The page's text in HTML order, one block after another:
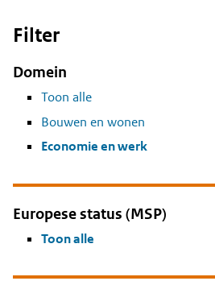
Filter
Domein
Toon alle
Bouwen en wonen
Economie en werk
Europese status (MSP)
Toon alle